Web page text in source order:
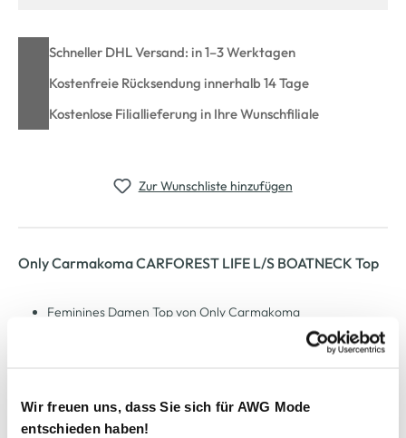
Wir freuen uns, dass Sie sich für AWG Mode
entschieden haben!
Schneller DHL Versand: in 1–3 Werktagen
Kostenfreie Rücksendung innerhalb 14 Tage
Kostenlose Filiallieferung in Ihre Wunschfiliale
Zur Wunschliste hinzufügen
Only Carmakoma CARFOREST LIFE L/S BOATNECK Top
Feminines Damen Top von Only Carmakoma
Lockerer U-Boot-Ausschnitt und elastische Ärmelabschlüsse
Ideal für Alltag, Büro oder besondere Anlässe kombinierbar
Herstellerartikelnummer: 15358961